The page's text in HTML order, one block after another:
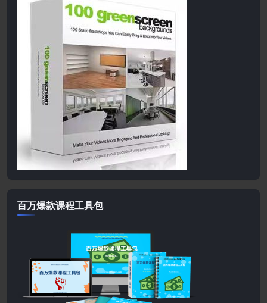
百万爆款课程工具包